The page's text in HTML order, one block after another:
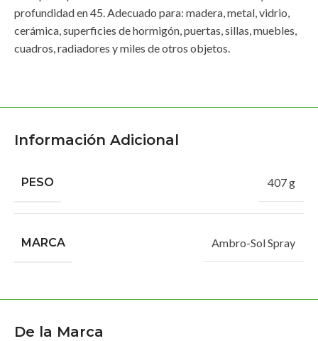
profundidad en 45. Adecuado para: madera, metal, vidrio,
cerámica, superficies de hormigón, puertas, sillas, muebles,
cuadros, radiadores y miles de otros objetos.
Información Adicional
PESO 407 g
MARCA Ambro-Sol Spray
De la Marca